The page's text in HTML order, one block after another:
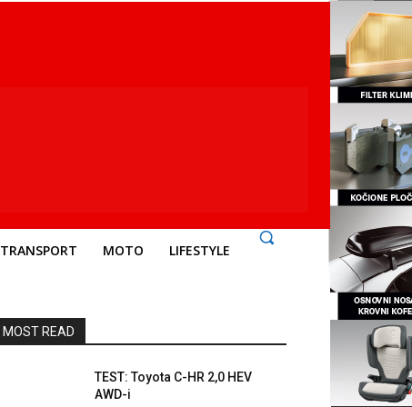
TRANSPORT MOTO LIFESTYLE
MOST READ
TEST: Toyota C-HR 2,0 HEV
AWD-i